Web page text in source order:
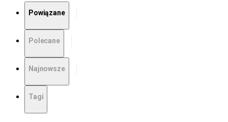
Powiązane
Polecane
Najnowsze
Tagi